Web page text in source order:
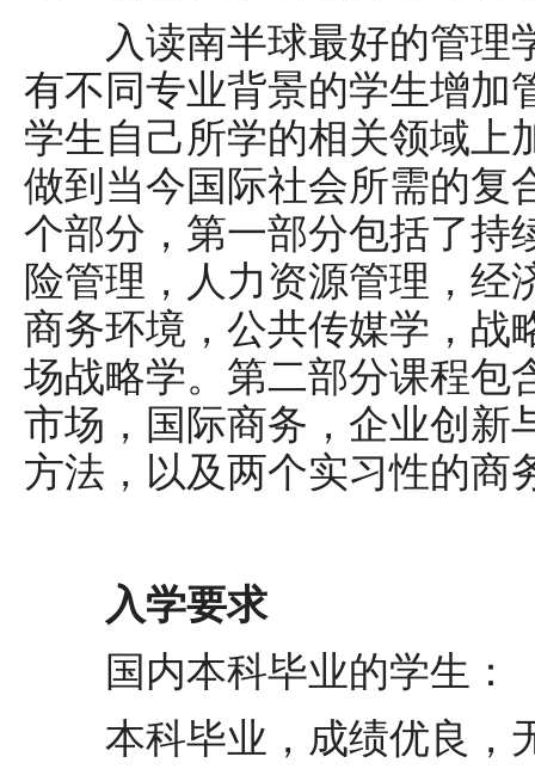
入读南半球最好的管理
有不同专业背景的学生增加
学生自己所学的相关领域上
做到当今国际社会所需的复
个部分，第一部分包括了持
险管理，人力资源管理，经
商务环境，公共传媒学，战
场战略学。第二部分课程包
市场，国际商务，企业创新
方法，以及两个实习性的商
入学要求
国内本科毕业的学生：
本科毕业，成绩优良，